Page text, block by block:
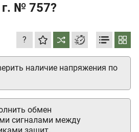
№ 757?
?
обмен
сигналами между
наличие напряжения по